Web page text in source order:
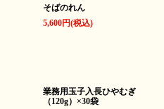
そばのれん
5,600円(税込)
業務用玉子入長ひやむぎ
（120g）×30袋